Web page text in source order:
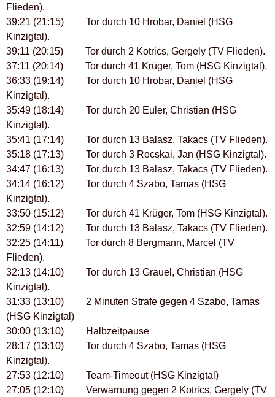
Flieden).
39:21 (21:15) Tor durch 10 Hrobar, Daniel (HSG
Kinzigtal).
39:11 (20:15) Tor durch 2 Kotrics, Gergely (TV Flieden).
37:11 (20:14) Tor durch 41 Krüger, Tom (HSG Kinzigtal).
36:33 (19:14) Tor durch 10 Hrobar, Daniel (HSG
Kinzigtal).
35:49 (18:14) Tor durch 20 Euler, Christian (HSG
Kinzigtal).
35:41 (17:14) Tor durch 13 Balasz, Takacs (TV Flieden).
35:18 (17:13) Tor durch 3 Rocskai, Jan (HSG Kinzigtal).
34:47 (16:13) Tor durch 13 Balasz, Takacs (TV Flieden).
34:14 (16:12) Tor durch 4 Szabo, Tamas (HSG
Kinzigtal).
33:50 (15:12) Tor durch 41 Krüger, Tom (HSG Kinzigtal).
32:59 (14:12) Tor durch 13 Balasz, Takacs (TV Flieden).
32:25 (14:11) Tor durch 8 Bergmann, Marcel (TV
Flieden).
32:13 (14:10) Tor durch 13 Grauel, Christian (HSG
Kinzigtal).
31:33 (13:10) 2 Minuten Strafe gegen 4 Szabo, Tamas
(HSG Kinzigtal)
30:00 (13:10) Halbzeitpause
28:17 (13:10) Tor durch 4 Szabo, Tamas (HSG
Kinzigtal).
27:53 (12:10) Team-Timeout (HSG Kinzigtal)
27:05 (12:10) Verwarnung gegen 2 Kotrics, Gergely (TV